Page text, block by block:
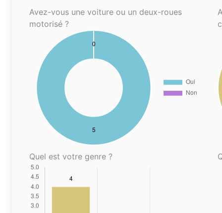
Avez-vous une voiture ou un deux-roues
motorisé ?
Quel est votre genre ?